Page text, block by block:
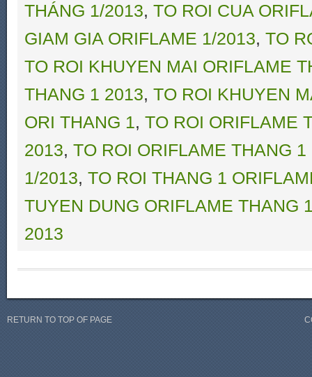
THÁNG 1/2013, TO ROI CUA
GIAM GIA ORIFLAME 1/2013, TO
TO ROI KHUYEN MAI ORIFLAME
THANG 1 2013, TO ROI KHUYEN
ORI THANG 1, TO ROI ORIFLAME
2013, TO ROI ORIFLAME THANG
1/2013, TO ROI THANG 1
TUYEN DUNG ORIFLAME THANG
2013
RETURN TO TOP OF PAGE